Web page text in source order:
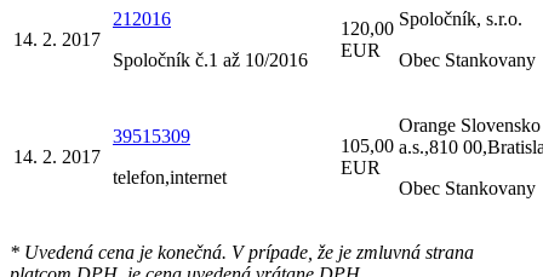
14. 2. 2017
212016
Spoločník č.1 až 10/2016
120,00
EUR
Spoločník, s.r.o.
Obec Stankovany
14. 2. 2017
39515309
telefon,internet
105,00
EUR
Orange Slovensko
a.s.,810
Obec Stankovany
* Uvedená cena je konečná. V prípade, že je zmluvná strana